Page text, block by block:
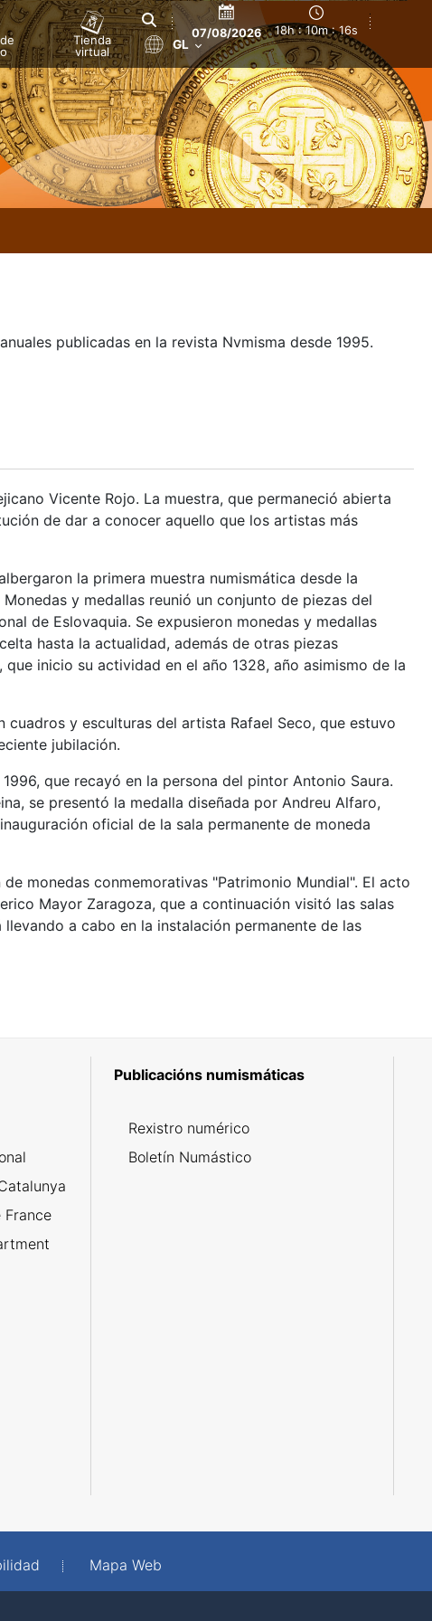
Tienda
virtual
07/08/2026 18h : 10m : 16s
GL
publicadas en la revista Nvmisma desde 1995.
Vicente Rojo. La muestra, que permaneció abierta
de dar a conocer aquello que los artistas más
la primera muestra numismática desde la
y medallas reunió un conjunto de piezas del
de Eslovaquia. Se expusieron monedas y medallas
hasta la actualidad, además de otras piezas
inicio su actividad en el año 1328, año asimismo de la
y esculturas del artista Rafael Seco, que estuvo
jubilación.
que recayó en la persona del pintor Antonio Saura.
se presentó la medalla diseñada por Andreu Alfaro,
oficial de la sala permanente de moneda
monedas conmemorativas "Patrimonio Mundial". El acto
Mayor Zaragoza, que a continuación visitó las salas
a cabo en la instalación permanente de las
France
Publicacións numismáticas
Rexistro numérico
Boletín Numástico
Mapa Web